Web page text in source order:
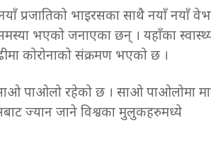
प्रजातिको भाइरसका साथै नयाँ नयाँ वेभ
भएको जनाएका छन् । यहाँका
कोरोनाको संक्रमण भएको छ ।
पाओलो रहेको छ । साओ पाओलोमा
ज्यान जाने विश्वका मुलुकहरुमध्ये